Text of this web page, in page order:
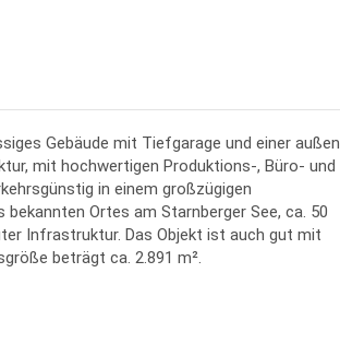
Gebäude mit Tiefgarage und einer außen
mit hochwertigen Produktions-, Büro- und
in einem großzügigen
Ortes am Starnberger See, ca. 50
Infrastruktur. Das Objekt ist auch gut mit
beträgt ca. 2.891 m².